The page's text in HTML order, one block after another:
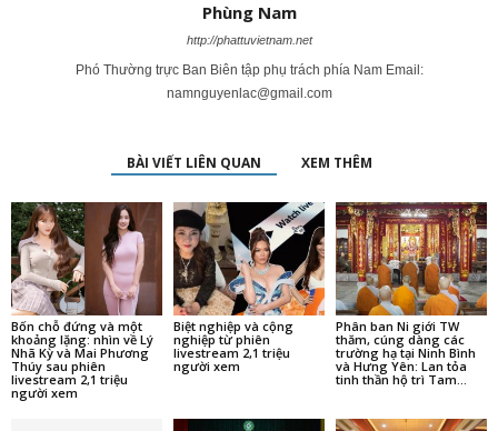
Phùng Nam
http://phattuvietnam.net
Phó Thường trực Ban Biên tập phụ trách phía Nam Email:
namnguyenlac@gmail.com
BÀI VIẾT LIÊN QUAN XEM THÊM
Bốn chỗ đứng và một
khoảng lặng: nhìn về Lý
Nhã Kỳ và Mai Phương
Thúy sau phiên
livestream 2,1 triệu
người xem
Biệt nghiệp và cộng
nghiệp từ phiên
livestream 2,1 triệu
người xem
Phân ban Ni giới TW
thăm, cúng dàng các
trường hạ tại Ninh Bình
và Hưng Yên: Lan tỏa
tinh thần hộ trì Tam...